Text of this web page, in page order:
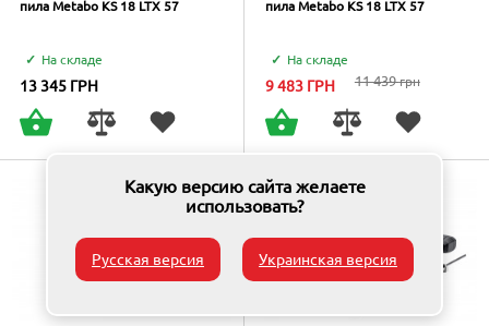
Какую версию сайта желаете
использовать?
Русская версия Украинская версия
пила Metabo KS 18 LTX 57
На складе
13 345 ГРН
пила Metabo KS 18 LTX 57
На складе
9 483 ГРН 11 439грн